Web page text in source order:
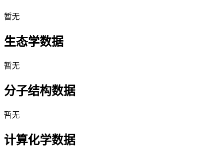
暂无
生态学数据
暂无
分子结构数据
暂无
计算化学数据